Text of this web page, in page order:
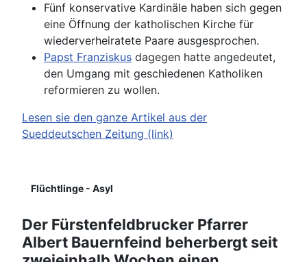
Fünf konservative Kardinäle haben sich gegen
eine Öffnung der katholischen Kirche für
wiederverheiratete Paare ausgesprochen.
Papst Franziskus dagegen hatte angedeutet,
den Umgang mit geschiedenen Katholiken
reformieren zu wollen.
Lesen sie den ganze Artikel aus der
Sueddeutschen Zeitung (link)
Flüchtlinge - Asyl
Der Fürstenfeldbrucker Pfarrer
Albert Bauernfeind beherbergt seit